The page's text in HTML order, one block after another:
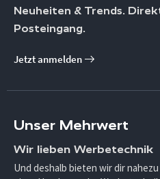
Neuheiten & Trends.
Posteingang.
Jetzt anmelden
Unser Mehrwert
Wir lieben Werbetechnik
Und deshalb bieten wir dir nahezu